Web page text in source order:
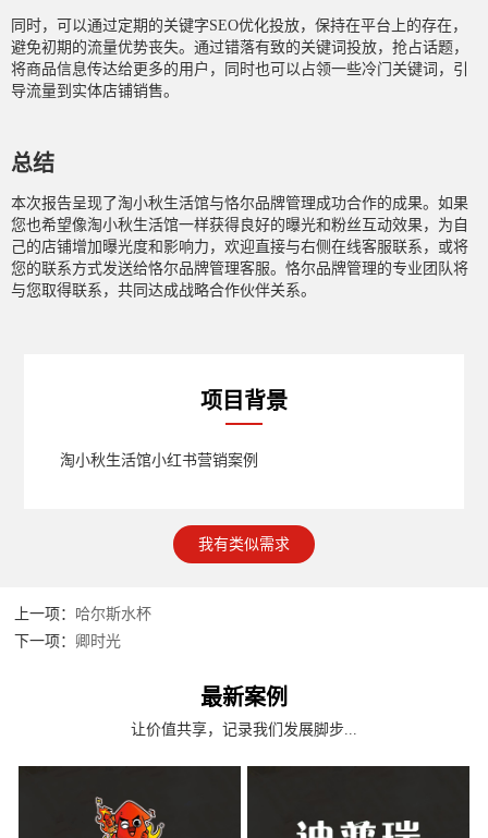
同时，可以通过定期的关键字SEO优化投放，保持在平台上的存在，
避免初期的流量优势丧失。通过错落有致的关键词投放，抢占话题，
将商品信息传达给更多的用户，同时也可以占领一些冷门关键词，引
导流量到实体店铺销售。
总结
本次报告呈现了淘小秋生活馆与恪尔品牌管理成功合作的成果。如果
您也希望像淘小秋生活馆一样获得良好的曝光和粉丝互动效果，为自
己的店铺增加曝光度和影响力，欢迎直接与右侧在线客服联系，或将
您的联系方式发送给恪尔品牌管理客服。恪尔品牌管理的专业团队将
与您取得联系，共同达成战略合作伙伴关系。
项目背景
淘小秋生活馆小红书营销案例
我有类似需求
上一项： 哈尔斯水杯
下一项： 卿时光
最新案例
让价值共享，记录我们发展脚步...